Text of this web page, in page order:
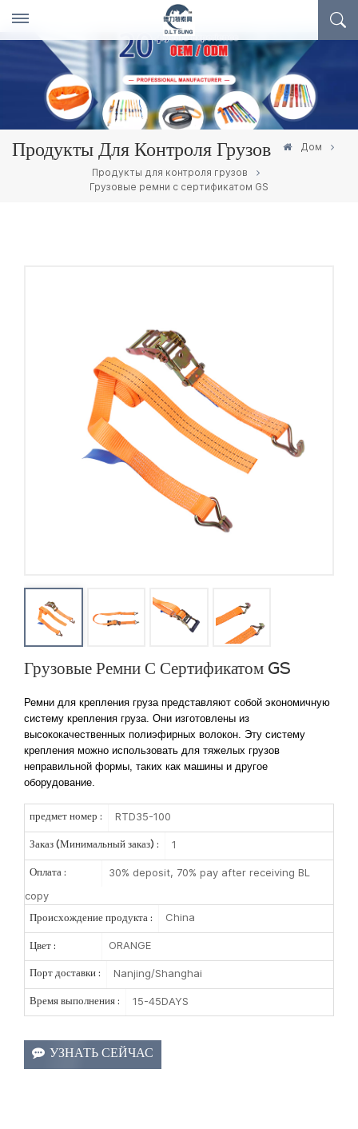
Продукты Для Контроля Грузов Дом
Продукты для контроля грузов
Грузовые ремни с сертификатом GS
Грузовые Ремни С Сертификатом GS
Ремни для крепления груза представляют собой экономичную
систему крепления груза. Они изготовлены из
высококачественных полиэфирных волокон. Эту систему
крепления можно использовать для тяжелых грузов
неправильной формы, таких как машины и другое
оборудование.
предмет номер : RTD35-100
Заказ (Минимальный заказ) : 1
Оплата :
30% deposit, 70% pay after receiving BL
copy
Происхождение продукта : China
Цвет : ORANGE
Порт доставки : Nanjing/Shanghai
Время выполнения : 15-45DAYS
УЗНАТЬ СЕЙЧАС